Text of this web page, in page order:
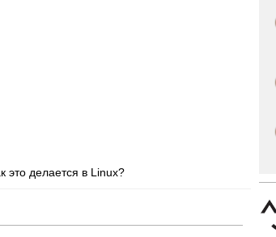
это делается в Linux?